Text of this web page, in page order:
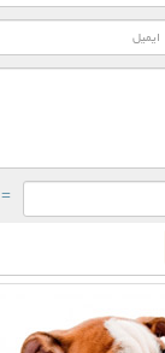
= ۸ بعلاوه ۱